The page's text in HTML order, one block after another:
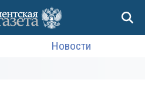
Новости